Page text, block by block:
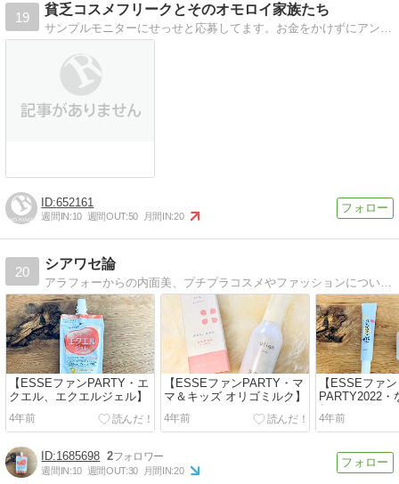
19
貧乏コスメフリークとそのオモロイ家族たち
652161
週間IN:10 週間OUT:50 月間IN:20
20
シアワセ論
【ESSEファンPARTY・エ
クエル、エクエルジェル】
4年前
【ESSEファンPARTY・マ
マ＆キッズ オリゴミルク】
4年前
【ESSEファン
PARTY2022・
舗リンクルナ
ム・アイクリ
4年前
1685698 2
週間IN:10 週間OUT:30 月間IN:20